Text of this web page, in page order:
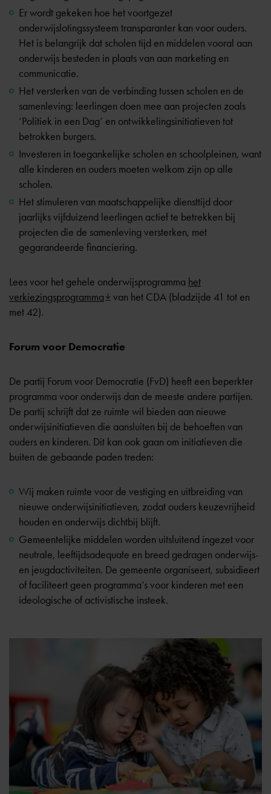
Er wordt gekeken hoe het voortgezet
onderwijslotingssysteem transparanter kan voor ouders.
Het is belangrijk dat scholen tijd en middelen vooral aan
onderwijs besteden in plaats van aan marketing en
communicatie.
Het versterken van de verbinding tussen scholen en de
samenleving: leerlingen doen mee aan projecten zoals
‘Politiek in een Dag’ en ontwikkelingsinitiatieven tot
betrokken burgers.
Investeren in toegankelijke scholen en schoolpleinen, want
alle kinderen en ouders moeten welkom zijn op alle
scholen.
Het stimuleren van maatschappelijke diensttijd door
jaarlijks vijfduizend leerlingen actief te betrekken bij
projecten die de samenleving versterken, met
gegarandeerde financiering.
Lees voor het gehele onderwijsprogramma het
verkiezingsprogramma
van het CDA (bladzijde 41 tot en
met 42).
Forum voor Democratie
De partij Forum voor Democratie (FvD) heeft een beperkter
programma voor onderwijs dan de meeste andere partijen.
De partij schrijft dat ze ruimte wil bieden aan nieuwe
onderwijsinitiatieven die aansluiten bij de behoeften van
ouders en kinderen. Dit kan ook gaan om initiatieven die
buiten de gebaande paden treden:
Wij maken ruimte voor de vestiging en uitbreiding van
nieuwe onderwijsinitiatieven, zodat ouders keuzevrijheid
houden en onderwijs dichtbij blijft.
Gemeentelijke middelen worden uitsluitend ingezet voor
neutrale, leeftijdsadequate en breed gedragen onderwijs-
en jeugdactiviteiten. De gemeente organiseert, subsidieert
of faciliteert geen programma’s voor kinderen met een
ideologische of activistische insteek.